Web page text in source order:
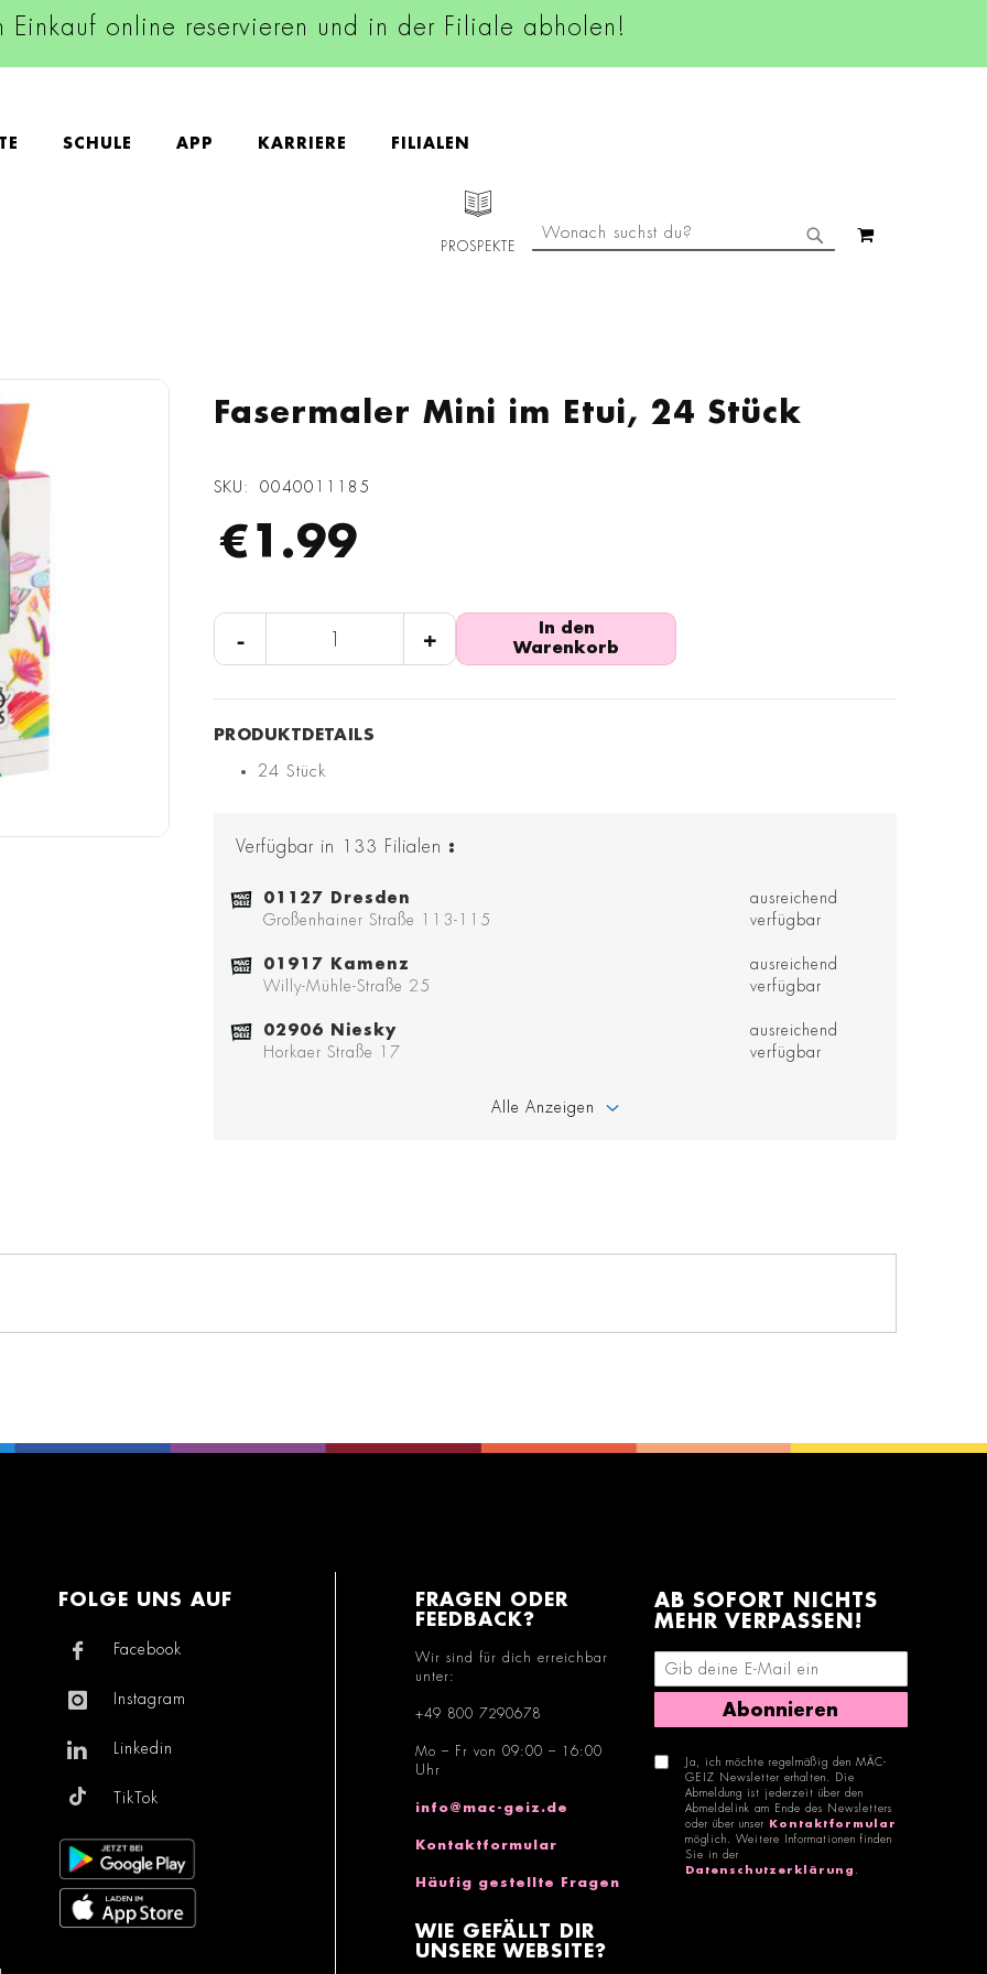
Einkauf online reservieren und in der Filiale abholen!
SCHULE APP KARRIERE FILIALEN
PROSPEKTE
SUCHE
Fasermaler Mini im Etui, 24 Stück
SKU 0040011185
€1.99
- +
In den
Warenkorb
24 Stück
Verfügbar in 133 Filialen :
01127 Dresden
Großenhainer Straße 113-115
ausreichend
verfügbar
01917 Kamenz
Willy-Mühle-Straße 25
ausreichend
verfügbar
02906 Niesky
Horkaer Straße 17
ausreichend
verfügbar
Alle Anzeigen
FOLGE UNS AUF
Facebook
Instagram
Linkedin
TikTok
FRAGEN ODER
FEEDBACK?
Wir sind für dich erreichbar
unter:
+49 800 7290678
Mo – Fr von 09:00 – 16:00
Uhr
info@mac-geiz.de
Kontaktformular
Häufig gestellte Fragen
WIE GEFÄLLT DIR
UNSERE WEBSITE?
AB SOFORT NICHTS
MEHR VERPASSEN!
E-Mail-Adresse eingeben
Abonnieren
Ja, ich möchte regelmäßig den MÄC-
GEIZ Newsletter erhalten. Die
Abmeldung ist jederzeit über den
Abmeldelink am Ende des Newsletters
oder über unser
Kontaktformular
möglich. Weitere Informationen finden
Sie in der
Datenschutzerklärung .